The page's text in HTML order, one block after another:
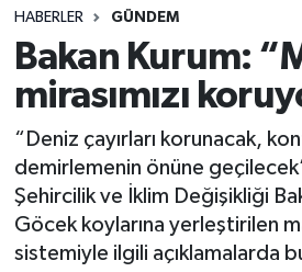
HABERLER GÜNDEM
Bakan Kurum:
mirasımızı
“Deniz çayırları korunacak,
demirlemenin önüne
Şehircilik ve İklim Değişikliği
Göcek koylarına yerleştirilen
sistemiyle ilgili açıklamalarda
Süper Lig Puan Durumu ve
Son Dakika Haberleri
Haber Arşivi